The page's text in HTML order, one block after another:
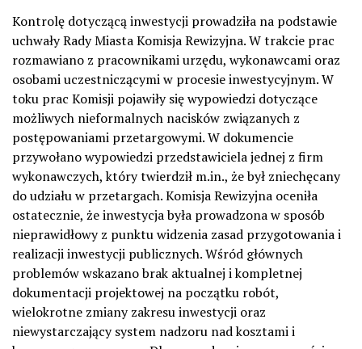
Kontrolę dotyczącą inwestycji prowadziła na podstawie
uchwały Rady Miasta Komisja Rewizyjna. W trakcie prac
rozmawiano z pracownikami urzędu, wykonawcami oraz
osobami uczestniczącymi w procesie inwestycyjnym. W
toku prac Komisji pojawiły się wypowiedzi dotyczące
możliwych nieformalnych nacisków związanych z
postępowaniami przetargowymi. W dokumencie
przywołano wypowiedzi przedstawiciela jednej z firm
wykonawczych, który twierdził m.in., że był zniechęcany
do udziału w przetargach. Komisja Rewizyjna oceniła
ostatecznie, że inwestycja była prowadzona w sposób
nieprawidłowy z punktu widzenia zasad przygotowania i
realizacji inwestycji publicznych. Wśród głównych
problemów wskazano brak aktualnej i kompletnej
dokumentacji projektowej na początku robót,
wielokrotne zmiany zakresu inwestycji oraz
niewystarczający system nadzoru nad kosztami i